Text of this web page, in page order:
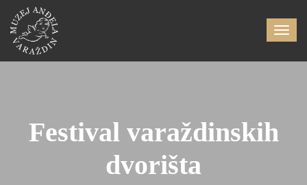
Festival varaždinskih
dvorišta